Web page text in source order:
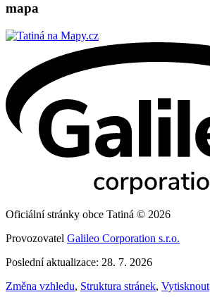
mapa
Oficiální stránky obce Tatiná © 2026
Provozovatel Galileo Corporation s.r.o.
Poslední aktualizace: 28. 7. 2026
Změna vzhledu, Struktura stránek, Vytisknout